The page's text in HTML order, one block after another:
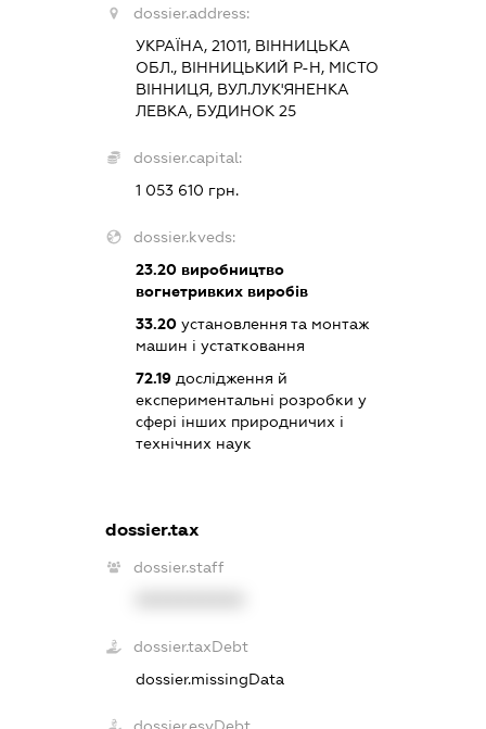
dossier.address:
УКРАЇНА, 21011, ВІННИЦЬКА
ОБЛ., ВІННИЦЬКИЙ Р-Н, МІСТО
ВІННИЦЯ, ВУЛ.ЛУК'ЯНЕНКА
ЛЕВКА, БУДИНОК 25
dossier.capital:
1 053 610 грн.
dossier.kveds:
23.20виробництво
вогнетривких виробів
33.20установлення та монтаж
машин і устатковання
72.19дослідження й
експериментальні розробки у
сфері інших природничих і
технічних наук
dossier.tax
dossier.staff
dossier.taxDebt
dossier.missingData